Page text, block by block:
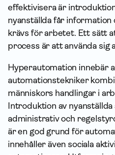
effektivisera är
nyanställda får
krävs för arbetet. Ett sätt
process är att använda sig
Hyperautomation innebär
automationstekniker
människors handlingar i
Introduktion av
administrativ och
är en god grund för
innehåller även sociala